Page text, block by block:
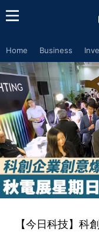
Home Business
【今日科技】科